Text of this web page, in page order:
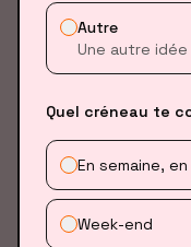
function
return
    } catch {
      return false;
    }
Autre
Une autre
Quel créneau te
En semaine,
Week-end